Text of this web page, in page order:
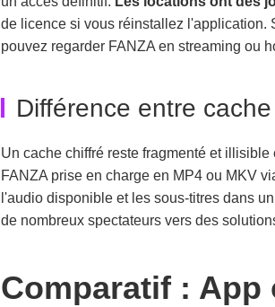
de licence si vous réinstallez l'application.
pouvez regarder FANZA en streaming ou
Différence entre
Un cache chiffré reste fragmenté et
FANZA prise en charge en MP4 ou MKV
l'audio disponible et les sous-titres dans
de nombreux spectateurs vers des
Comparatif :